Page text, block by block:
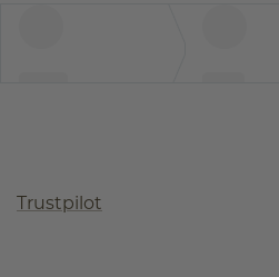
Trustpilot